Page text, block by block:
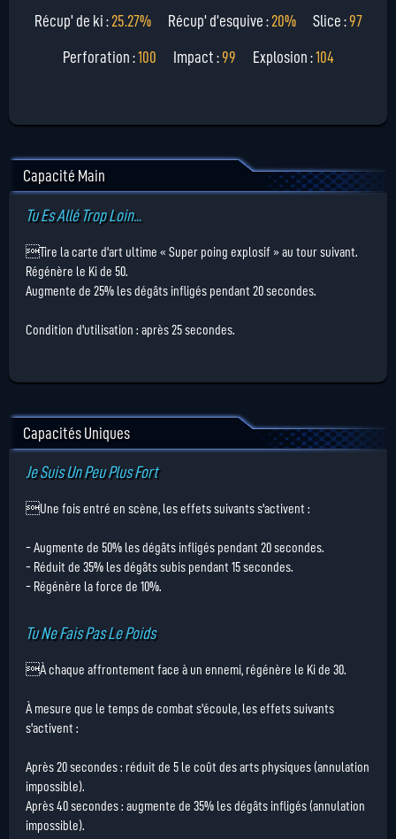
Récup' de ki : 25.27% Récup' d'esquive : 20% Slice :97
Perforation :100 Impact :99 Explosion :104
Capacité Main
Tu Es Allé Trop Loin...
Tire la carte d'art ultime « Super poing explosif » au tour suivant.
Régénère le Ki de 50.
Augmente de 25% les dégâts infligés pendant 20 secondes.
Condition d'utilisation : après 25 secondes.
Capacités Uniques
Je Suis Un Peu Plus Fort
Une fois entré en scène, les effets suivants s'activent :
- Augmente de 50% les dégâts infligés pendant 20 secondes.
- Réduit de 35% les dégâts subis pendant 15 secondes.
- Régénère la force de 10%.
Tu Ne Fais Pas Le Poids
À chaque affrontement face à un ennemi, régénère le Ki de 30.
À mesure que le temps de combat s'écoule, les effets suivants
s'activent :
Après 20 secondes : réduit de 5 le coût des arts physiques (annulation
impossible).
Après 40 secondes : augmente de 35% les dégâts infligés (annulation
impossible).